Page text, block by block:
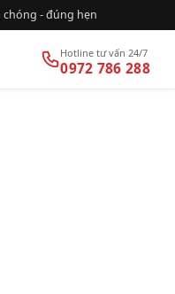
- đúng hẹn
Hotline tư vấn 24/7
0972 786 288